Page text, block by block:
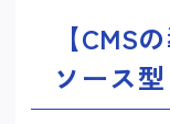
【CMS
ソース型